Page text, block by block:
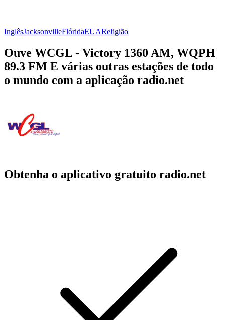
InglêsJacksonvilleFlóridaEUAReligião
Ouve WCGL - Victory 1360 AM, WQPH
89.3 FM E várias outras estações de todo
o mundo com a aplicação radio.net
Obtenha o aplicativo gratuito radio.net